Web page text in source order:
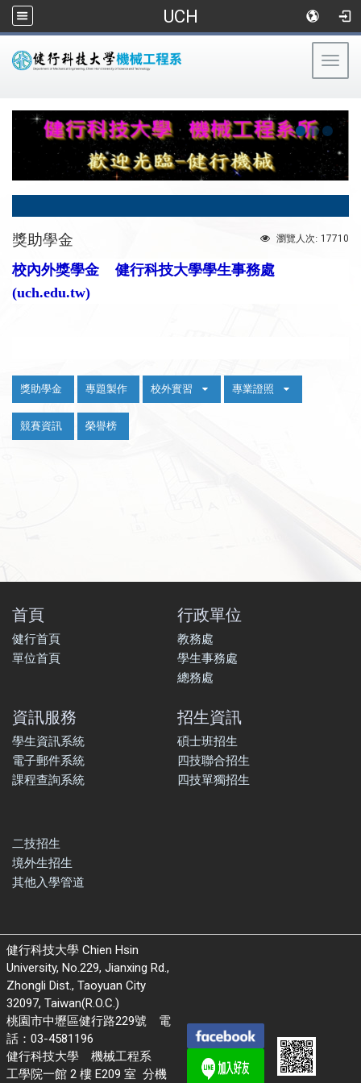
UCH
瀏覽人次: 17710
獎助學金
校內外獎學金 健行科技大學學生事務處
(uch.edu.tw)
獎助學金 專題製作 校外實習 專業證照
競賽資訊 榮譽榜
首頁
健行首頁
單位首頁
行政單位
教務處
學生事務處
總務處
資訊服務
學生資訊系統
電子郵件系統
課程查詢系統
招生資訊
碩士班招生
四技聯合招生
四技單獨招生
二技招生
境外生招生
其他入學管道
健行科技大學 Chien Hsin
University, No.229, Jianxing Rd.,
Zhongli Dist., Taoyuan City
32097, Taiwan(R.O.C.)
桃園市中壢區健行路229號 電
話：03-4581196
健行科技大學 機械工程系
工學院一館 2 樓 E209 室 分機